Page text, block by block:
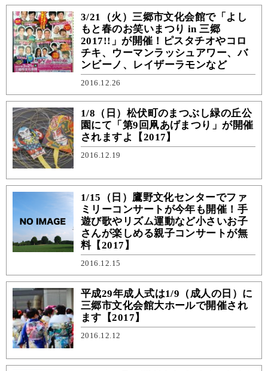
3/21（火）三郷市文化会館で「よし
もと春のお笑いまつり in 三郷
2017!!」が開催！ピスタチオやコロ
チキ、ウーマンラッシュアワー、バ
ンビーノ、レイザーラモンなど
2016.12.26
1/8（日）松伏町のまつぶし緑の丘公
園にて「第9回凧あげまつり」が開催
されますよ【2017】
2016.12.19
1/15（日）鷹野文化センターでファ
ミリーコンサートが今年も開催！手
遊び歌やリズム運動など小さいお子
さんが楽しめる親子コンサートが無
料【2017】
2016.12.15
平成29年成人式は1/9（成人の日）に
三郷市文化会館大ホールで開催され
ます【2017】
2016.12.12